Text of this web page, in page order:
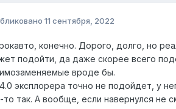
11 сентября, 2022
конечно. Дорого, долго, но
подойти, да даже скорее всего
вроде бы.
эксплорера точно не подойдет, у
то так. А вообще, если навернулся не